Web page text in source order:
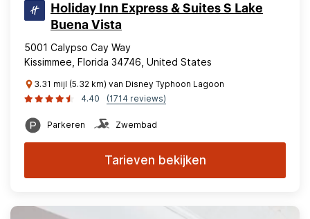
Holiday Inn Express & Suites S Lake
Buena Vista
5001 Calypso Cay Way
Kissimmee, Florida 34746, United States
3.31 mijl (5.32 km) van Disney Typhoon Lagoon
4.40
(1714 reviews)
Parkeren Zwembad
Tarieven bekijken